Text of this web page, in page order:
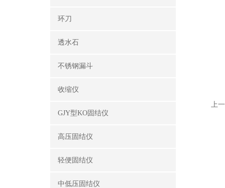
环刀
透水石
不锈钢漏斗
收缩仪
GJY型KO固结仪
高压固结仪
轻便固结仪
中低压固结仪
上